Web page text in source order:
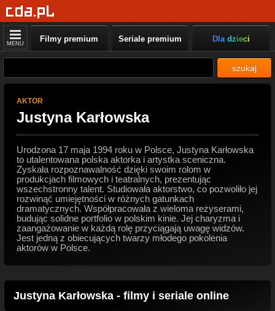
MENU Filmy premium Seriale premium Dla dzieci
szukaj
AKTOR
Justyna Karłowska
Urodzona 17 maja 1994 roku w Polsce, Justyna Karłowska
to utalentowana polska aktorka i artystka sceniczna.
Zyskała rozpoznawalność dzięki swoim rolom w
produkcjach filmowych i teatralnych, prezentując
wszechstronny talent. Studiowała aktorstwo, co pozwoliło jej
rozwinąć umiejętności w różnych gatunkach
dramatycznych. Współpracowała z wieloma reżyserami,
budując solidne portfolio w polskim kinie. Jej charyzma i
zaangażowanie w każdą rolę przyciągają uwagę widzów.
Jest jedną z obiecujących twarzy młodego pokolenia
aktorów w Polsce.
Justyna Karłowska - filmy i seriale online